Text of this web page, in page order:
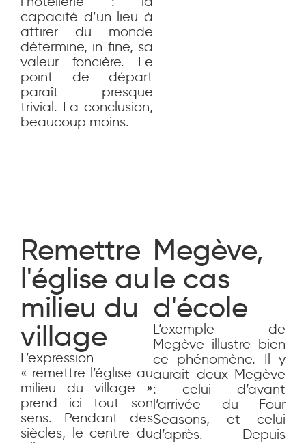
capacité d’un lieu à
attirer du monde
détermine, in fine, sa
valeur foncière. Le
point de départ
paraît presque
trivial. La conclusion,
beaucoup moins.
Remettre
l'église au
milieu du
village
L’expression
« remettre l’église au
milieu du village »
prend ici tout son
sens. Pendant des
siècles, le centre du
Megève,
le cas
d'école
L’exemple de
Megève illustre bien
ce phénomène. Il y
aurait deux Megève
: celui d’avant
l’arrivée du Four
Seasons, et celui
d’après. Depuis